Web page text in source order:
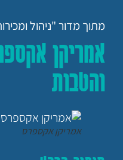
מתוך מדור "ניהול
אמריקן
והטבות
אמריקן אקספרס